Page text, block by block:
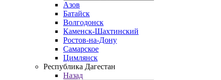
Азов
Батайск
Волгодонск
Каменск-Шахтинский
Ростов-на-Дону
Самарское
Цимлянск
Республика Дагестан
Назад